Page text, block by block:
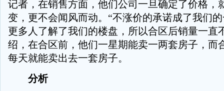
记者，在销售方面，他们公司一旦确定了价格，
变，更不会闻风而动。“不涨价的承诺成了我们
更多人了解了我们的楼盘，所以合区后销量一直
绍，在合区前，他们一星期能卖一两套房子，而
每天就能卖出去一套房子。
分析